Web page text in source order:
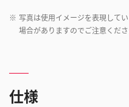
※ 写真は使用イメージを表現して
場合がありますのでご注意くださ
仕様